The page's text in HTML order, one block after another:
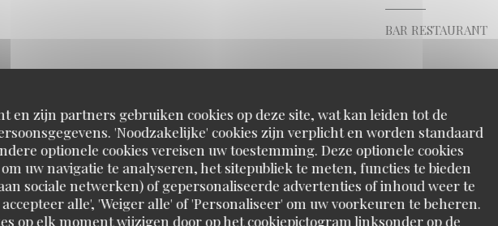
en zijn partners gebruiken cookies op deze site, wat kan leiden tot de
'Noodzakelijke' cookies zijn verplicht en worden standaard
optionele cookies vereisen uw toestemming. Deze optionele cookies
uw navigatie te analyseren, het sitepubliek te meten, functies te bieden
sociale netwerken) of gepersonaliseerde advertenties of inhoud weer te
alle', 'Weiger alle' of 'Personaliseer' om uw voorkeuren te beheren.
op elk moment wijzigen door op het cookiepictogram linksonder op de
BAR RESTAURANT
Alexandre Dumas
Charonne